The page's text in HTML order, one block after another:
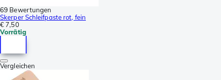
69 Bewertungen
Skerper Schleifpaste rot, fein
€ 7,50
Vorrätig
Vergleichen